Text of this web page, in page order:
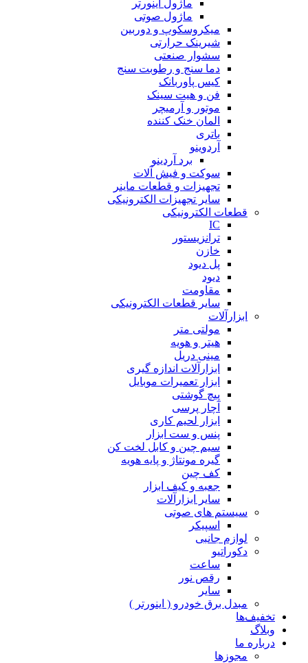
ماژول اینورتر
ماژول صوتی
میکروسکوپ و دوربین
شیرینک حرارتی
سشوار صنعتی
دما سنج و رطوبت سنج
کیس پاوربانک
فن و هیت سینک
موتور و آرمیچر
المان خنک کننده
باتری
آردوینو
برد آردینو
سوکت و فیش آلات
تجهیزات و قطعات ماینر
سایر تجهیزات الکترونیکی
قطعات الکترونیکی
IC
ترانزیستور
خازن
پل دیود
دیود
مقاومت
سایر قطعات الکترونیکی
ابزارآلات
مولتی متر
هیتر و هویه
مینی دریل
ابزارآلات اندازه گیری
ابزار تعمیرات موبایل
پیچ گوشتی
آچار پرسی
ابزار لحیم کاری
پنس و ست ابزار
سیم چین و کابل لخت کن
گیره مونتاژ و پایه هویه
کف چین
جعبه و کیف ابزار
سایر ابزارآلات
سیستم های صوتی
اسپیکر
لوازم جانبی
دکوراتیو
ساعت
رقص نور
سایر
مبدل برق خودرو ( اینورتر )
تخفیف‌ها
وبلاگ
درباره ما
مجوزها